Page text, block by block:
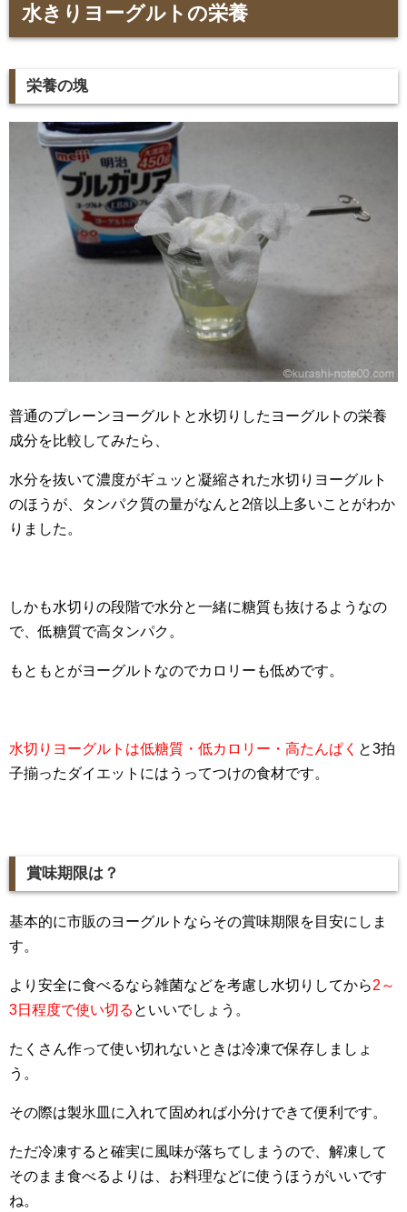
水きりヨーグルトの栄養
栄養の塊
普通のプレーンヨーグルトと水切りしたヨーグルトの栄養
成分を比較してみたら、
水分を抜いて濃度がギュッと凝縮された水切りヨーグルト
のほうが、タンパク質の量がなんと2倍以上多いことがわか
りました。
しかも水切りの段階で水分と一緒に糖質も抜けるようなの
で、低糖質で高タンパク。
もともとがヨーグルトなのでカロリーも低めです。
水切りヨーグルトは低糖質・低カロリー・高たんぱく と3拍
子揃ったダイエットにはうってつけの食材です。
賞味期限は？
基本的に市販のヨーグルトならその賞味期限を目安にしま
す。
より安全に食べるなら雑菌などを考慮し水切りしてから2～
3日程度で使い切る といいでしょう。
たくさん作って使い切れないときは冷凍で保存しましょ
う。
その際は製氷皿に入れて固めれば小分けできて便利です。
ただ冷凍すると確実に風味が落ちてしまうので、解凍して
そのまま食べるよりは、お料理などに使うほうがいいです
ね。